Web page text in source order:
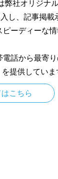
弊社オリジナ
し、記事掲載
ーディーな
話から最寄
提供していま
こちら